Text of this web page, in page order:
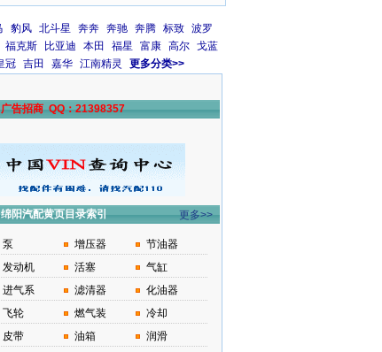
豹风 北斗星 奔奔 奔驰 奔腾 标致 波罗
福克斯 比亚迪 本田 福星 富康 高尔 戈蓝
冠 吉田 嘉华 江南精灵 更多分类>>
广告招商 QQ：21398357
绵阳汽配黄页目录索引 更多>>
泵 增压器
节油器
发动机
活塞
气缸
进气系
滤清器
化油器
飞轮
燃气装
冷却
皮带
油箱
润滑